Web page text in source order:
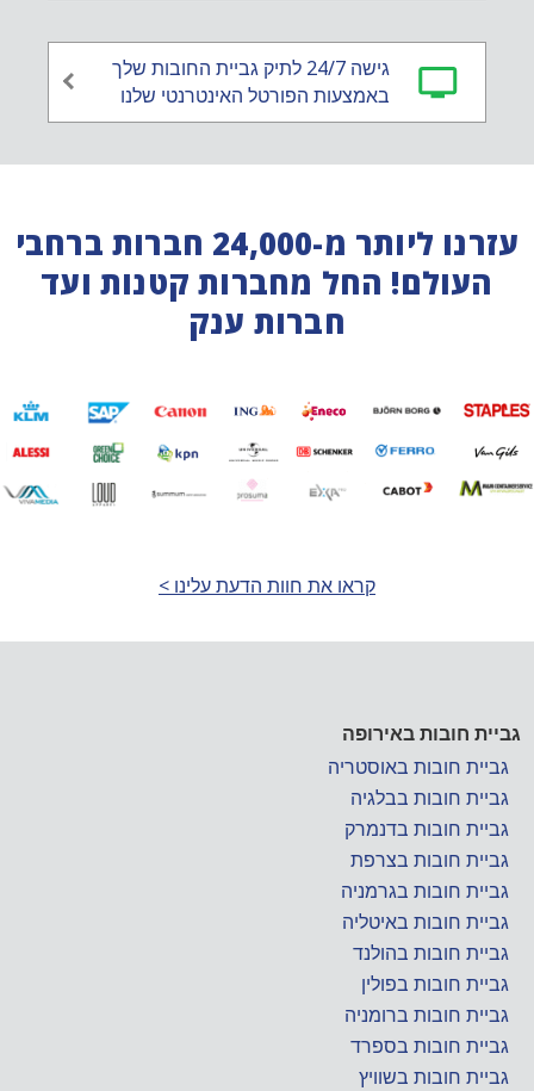
גישה 24/7 לתיק גביית החובות שלך
באמצעות הפורטל האינטרנטי שלנו
עזרנו ליותר מ-24,000 חברות ברחבי
העולם! החל מחברות קטנות ועד
חברות ענק
קראו את חוות הדעת עלינו >
גביית חובות באירופה
גביית חובות באוסטריה
גביית חובות בבלגיה
גביית חובות בדנמרק
גביית חובות בצרפת
גביית חובות בגרמניה
גביית חובות באיטליה
גביית חובות בהולנד
גביית חובות בפולין
גביית חובות ברומניה
גביית חובות בספרד
גביית חובות בשוויץ